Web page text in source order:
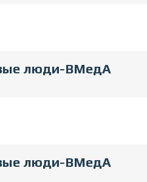
люди-ВМедА
люди-ВМедА